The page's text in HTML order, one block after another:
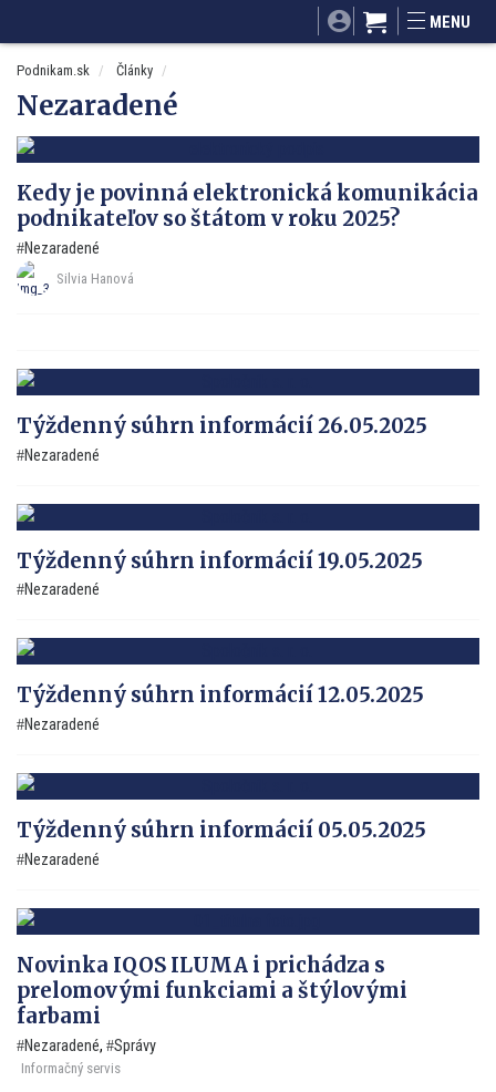
Mnamky-recepty.sk
MENU
Podnikam.sk Články
Nezaradené
Kedy je povinná elektronická komunikácia
podnikateľov so štátom v roku 2025?
Nezaradené
Silvia Hanová
Týždenný súhrn informácií 26.05.2025
Nezaradené
Týždenný súhrn informácií 19.05.2025
Nezaradené
Týždenný súhrn informácií 12.05.2025
Nezaradené
Týždenný súhrn informácií 05.05.2025
Nezaradené
Novinka IQOS ILUMA i prichádza s
prelomovými funkciami a štýlovými
farbami
Nezaradené, Správy
Informačný servis